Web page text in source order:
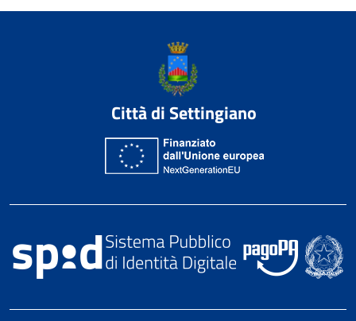
Città di Settingiano